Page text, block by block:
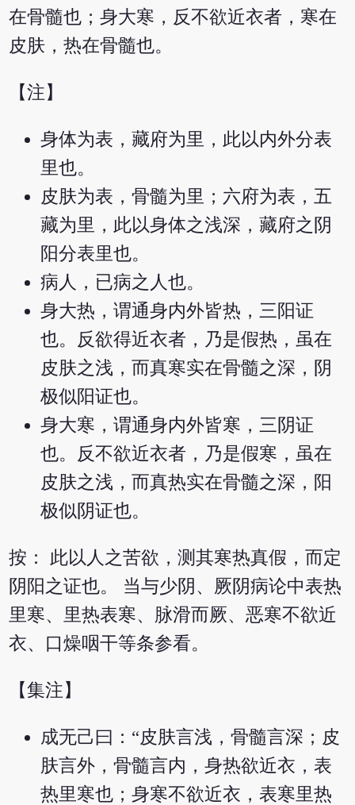
在骨髓也；身大寒，反不欲近衣者，寒在
皮肤，热在骨髓也。
【注】
身体为表，藏府为里，此以内外分表
里也。
皮肤为表，骨髓为里；六府为表，五
藏为里，此以身体之浅深，藏府之阴
阳分表里也。
病人，已病之人也。
身大热，谓通身内外皆热，三阳证
也。反欲得近衣者，乃是假热，虽在
皮肤之浅，而真寒实在骨髓之深，阴
极似阳证也。
身大寒，谓通身内外皆寒，三阴证
也。反不欲近衣者，乃是假寒，虽在
皮肤之浅，而真热实在骨髓之深，阳
极似阴证也。
按： 此以人之苦欲，测其寒热真假，而定
阴阳之证也。 当与少阴、厥阴病论中表热
里寒、里热表寒、脉滑而厥、恶寒不欲近
衣、口燥咽干等条参看。
【集注】
成无己曰：“皮肤言浅，骨髓言深；皮
肤言外，骨髓言内，身热欲近衣，表
热里寒也；身寒不欲近衣，表寒里热